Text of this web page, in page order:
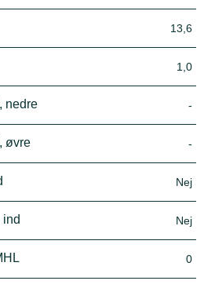
13,6
1,0
nedre -
øvre -
Nej
Nej
0